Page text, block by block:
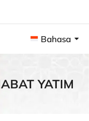
Bahasa
YATIM